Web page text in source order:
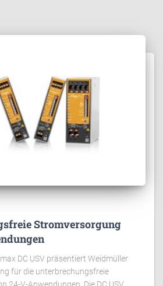
Stromversorgung
DC USV präsentiert Weidmüller
für die unterbrechungsfreie